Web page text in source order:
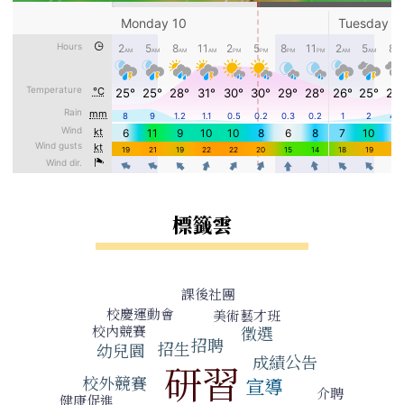
標籤雲
課後社團
校內競賽
校慶運動會 美術藝才班
幼兒園 招生招聘 徵選
研習
成績公告
校外競賽
宣導
健康促進 介聘